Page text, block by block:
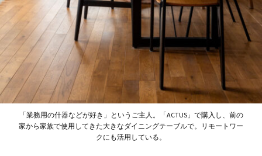
「業務用の什器などが好き」というご主人。「ACTUS」で購入し、前の
家から家族で使用してきた大きなダイニングテーブルで。リモートワー
クにも活用している。